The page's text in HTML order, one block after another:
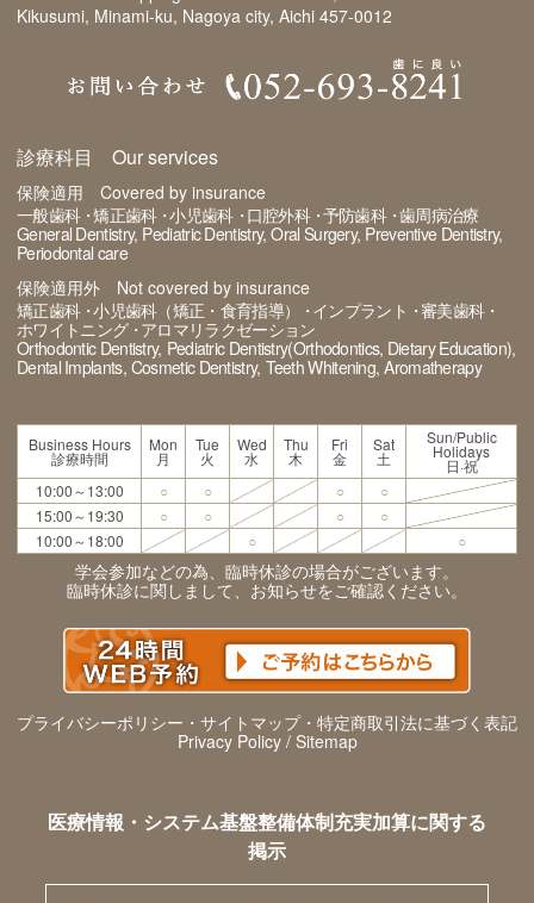
Kikusumi, Minami-ku, Nagoya city, Aichi 457-0012
診療科目 Our services
保険適用 Covered by insurance
一般歯科 矯正歯科 小児歯科 口腔外科 予防歯科 歯周病治療
General Dentistry Pediatric Dentistry Oral Surgery Preventive Dentistry
Periodontal care
保険適用外 Not covered by insurance
矯正歯科 小児歯科（矯正・食育指導） インプラント
審美歯科
ホワイトニング アロマリラクゼーション
Orthodontic Dentistry Pediatric Dentistry(Orthodontics, Dietary Education)
Dental Implants Cosmetic Dentistry Teeth Whitening Aromatherapy
Business Hours
診療時間
Mon
月
Tue
火
Wed
水
Thu
木
Fri
金
Sat
土
Sun/Public
Holidays
日·祝
10:00～13:00
○ ○ ○
○
15:00～19:30
○ ○ ○
○
10:00～18:00
○ ○
学会参加などの為、臨時休診の場合がございます。
臨時休診に関しまして、お知らせをご確認ください。
プライバシーポリシー・サイトマップ・特定商取引法に基づく表記
Privacy Policy / Sitemap
医療情報・システム基盤整備体制充実加算に関する
掲示